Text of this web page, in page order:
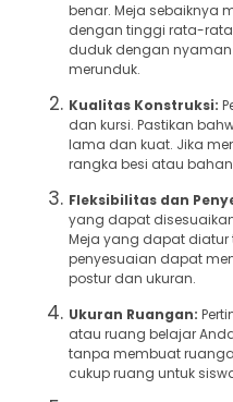
benar. Meja sebaiknya
dengan tinggi rata-
duduk dengan
merunduk.
Kualitas Konstruksi:
dan kursi. Pastikan
lama dan kuat. Jika
rangka besi atau
Fleksibilitas dan
yang dapat
Meja yang dapat
penyesuaian dapat
postur dan ukuran.
Ukuran Ruangan:
atau ruang belajar
tanpa membuat
cukup ruang untuk